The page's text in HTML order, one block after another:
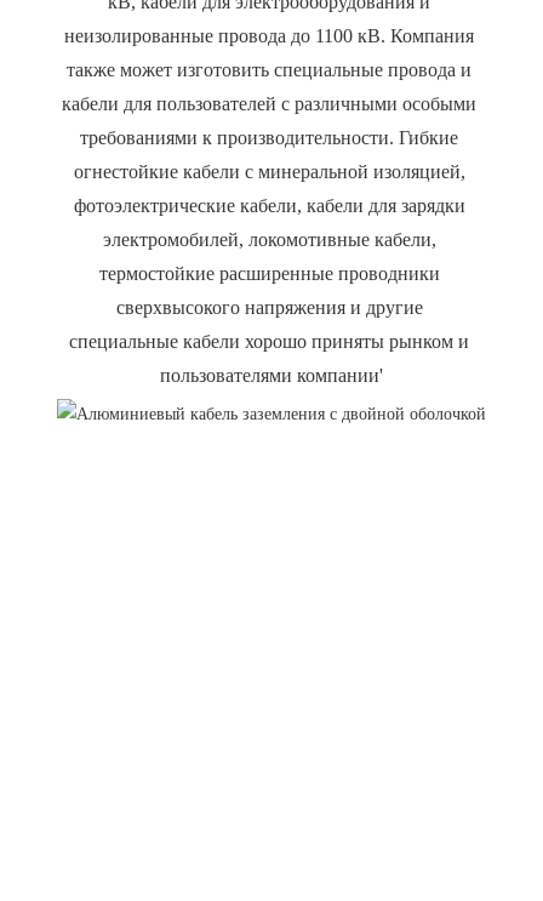
неизолированные провода до 1100 кВ. Компания
также может изготовить специальные провода и
кабели для пользователей с различными особыми
требованиями к производительности. Гибкие
огнестойкие кабели с минеральной изоляцией,
фотоэлектрические кабели, кабели для зарядки
электромобилей, локомотивные кабели,
термостойкие расширенные проводники
сверхвысокого напряжения и другие
специальные кабели хорошо приняты рынком и